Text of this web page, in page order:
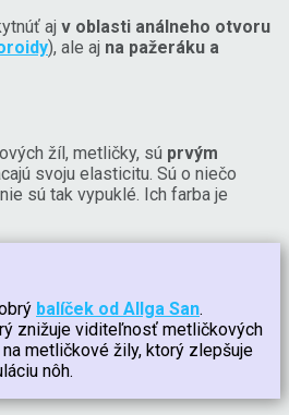
aj v oblasti análneho otvoru
), ale aj na pažeráku a
žíl, metličky, sú prvým
svoju elasticitu. Sú o niečo
sú tak vypuklé. Ich farba je
balíček od Allga San.
znižuje viditeľnosť metličkových
na metličkové žily, ktorý zlepšuje
nôh.